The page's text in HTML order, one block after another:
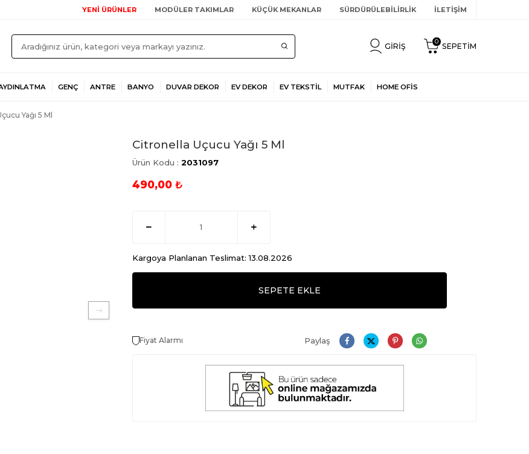
YENİ ÜRÜNLER MODÜLER TAKIMLAR KÜÇÜK MEKANLAR SÜRDÜRÜLEBİLİRLİK İLETİŞİM
GIRIŞ 0 SEPETIM
GENÇ ANTRE BANYO DUVAR DEKOR EV DEKOR EV TEKSTİL MUTFAK HOME OFİS
Yağı 5 Ml
Citronella Uçucu Yağı 5 Ml
Ürün Kodu : 2031097
490,00 ₺
Kargoya Planlanan Teslimat: 13.08.2026
SEPETE EKLE
Fiyat Alarmı Paylaş